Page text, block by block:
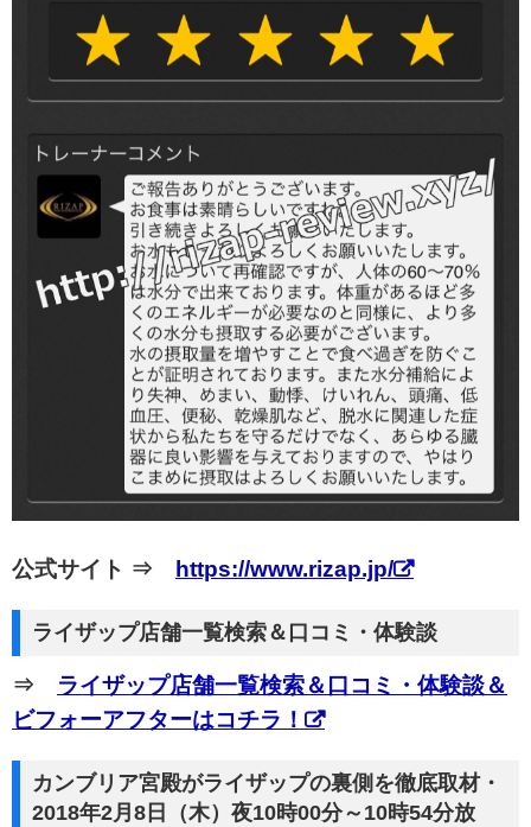
公式サイト ⇒ https://www.rizap.jp/
ライザップ店舗一覧検索＆口コミ・体験談
⇒ ライザップ店舗一覧検索＆口コミ・体験談＆
ビフォーアフターはコチラ！
カンブリア宮殿がライザップの裏側を徹底取材・
2018年2月8日（木）夜10時00分～10時54分放